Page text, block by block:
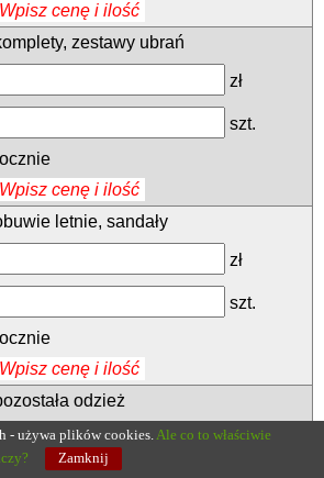
- używa plików cookies.Ale co to właściwie
Zamknij
Wpisz cenę i ilość
zestawy ubrań
zł
szt.
Wpisz cenę i ilość
letnie, sandały
zł
szt.
Wpisz cenę i ilość
odzież
zł